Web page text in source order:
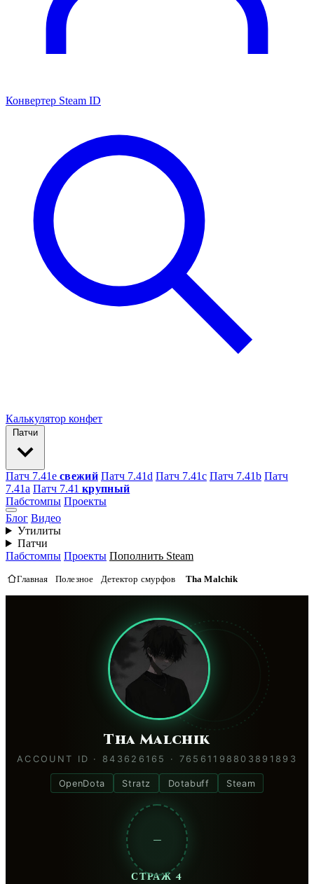
Конвертер Steam ID
Калькулятор конфет
Патчи
Патч 7.41e свежий Патч 7.41d Патч 7.41c Патч 7.41b Патч
7.41а Патч 7.41 крупный
Пабстомпы Проекты
Блог Видео
Утилиты
Патчи
Пабстомпы Проекты Пополнить Steam
Главная Полезное Детектор смурфов Tha Malchik
Tha Malchik
ACCOUNT ID · 843626165 · 76561198803891893
OpenDota Stratz Dotabuff Steam
—
СТРАЖ 4